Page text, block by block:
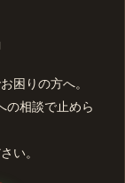
困りの方へ。
の相談で止めら
い。